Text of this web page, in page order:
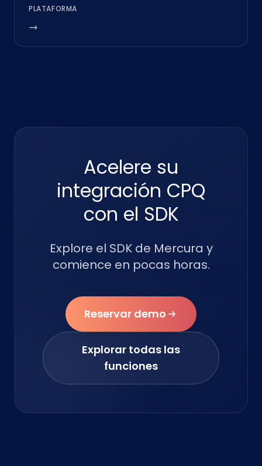
PLATAFORMA
Acelere su
integración CPQ
con el SDK
Explore el SDK de Mercura y
comience en pocas horas.
Reservar demo
Explorar todas las
funciones